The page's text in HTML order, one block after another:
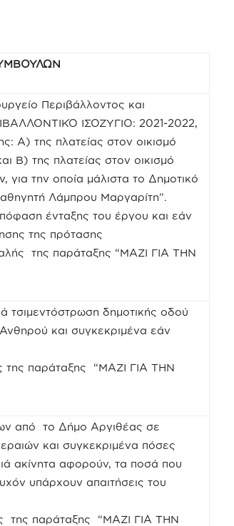
Περιβάλλοντος και
ΙΣΟΖΥΓΙΟ: 2021-2022,
Α) της πλατείας στον οικισμό
Β) της πλατείας στον οικισμό
για την οποία μάλιστα το Δημοτικό
Λάμπρου Μαργαρίτη”.
ένταξης του έργου και εάν
της πρότασης
της παράταξης “ΜΑΖΙ ΓΙΑ ΤΗΝ
τσιμεντόστρωση δημοτικής οδού
και συγκεκριμένα εάν
της παράταξης “ΜΑΖΙ ΓΙΑ ΤΗΝ
από το Δήμο Αργιθέας σε
και συγκεκριμένα πόσες
ακίνητα αφορούν, τα ποσά που
υπάρχουν απαιτήσεις του
της παράταξης “ΜΑΖΙ ΓΙΑ ΤΗΝ